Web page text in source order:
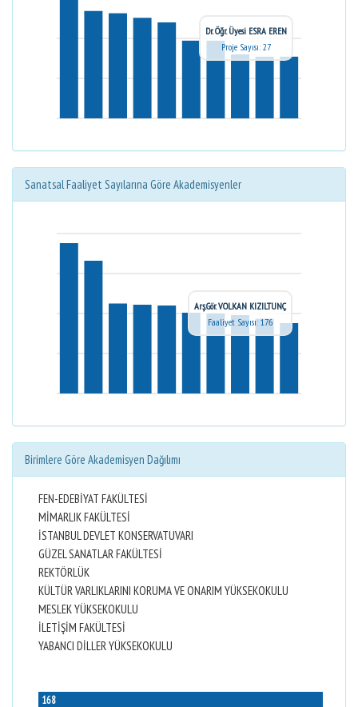
Dr. Öğr. Üyesi ESRA EREN
Proje Sayısı: 27
Sanatsal Faaliyet Sayılarına Göre Akademisyenler
Arş.Gör. VOLKAN KIZILTUNÇ
Faaliyet Sayısı: 176
Birimlere Göre Akademisyen Dağılımı
FEN-EDEBİYAT FAKÜLTESİ
MİMARLIK FAKÜLTESİ
İSTANBUL DEVLET KONSERVATUVARI
GÜZEL SANATLAR FAKÜLTESİ
REKTÖRLÜK
KÜLTÜR VARLIKLARINI KORUMA VE ONARIM YÜKSEKOKULU
MESLEK YÜKSEKOKULU
İLETİŞİM FAKÜLTESİ
YABANCI DİLLER YÜKSEKOKULU
168